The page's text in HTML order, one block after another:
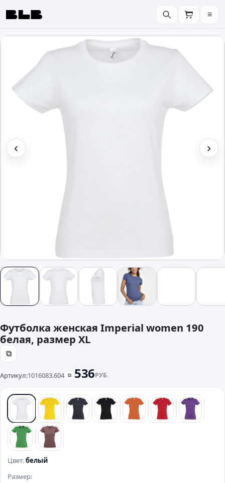
BLB ≡
‹ ›
Футболка женская Imperial women 190
белая, размер XL
⧉
Артикул:1016083.604 ⧉ 536РУБ.
белый желтый синий черный оранжевыйкрасный
зеленыйрозовый
Цвет:белый
Размер: